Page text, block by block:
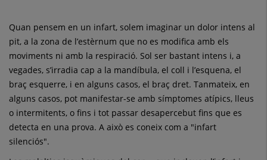
dolor
sospitós
Quan pensem en un infart, solem imaginar un dolor intens al
pit, a la zona de l’estèrnum que no es modifica amb els
moviments ni amb la respiració. Sol ser bastant intens i, a
vegades, s’irradia cap a la mandíbula, el coll i l’esquena, el
braç esquerre, i en alguns casos, el braç dret. Tanmateix, en
alguns casos, pot manifestar-se amb símptomes atípics, lleus
o intermitents, o fins i tot passar desapercebut fins que es
detecta en una prova. A això es coneix com a "infart
silenciós".